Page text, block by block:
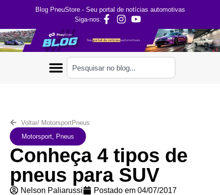
Blog PneuStore - Seu portal de notícias automotivas
Siga-nos:
Voltar/ MotorsportPneus
Motorsport Pneus
Conheça 4 tipos de
pneus para SUV
Nelson Paliarussi Postado em 04/07/2017